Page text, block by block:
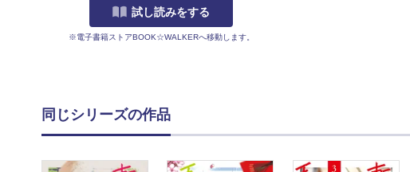
試し読みをする
※電子書籍ストアBOOK☆WALKERへ移動します。
同じシリーズの作品